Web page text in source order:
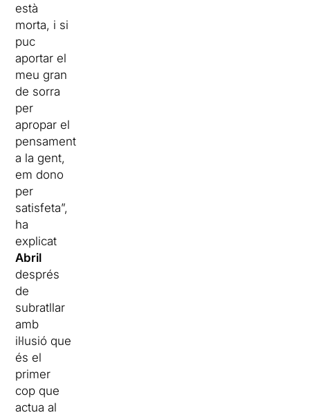
està
morta, i si
puc
aportar el
meu gran
de sorra
per
apropar el
pensament
a la gent,
em dono
per
satisfeta”,
ha
explicat
Abril
després
de
subratllar
amb
il·lusió que
és el
primer
cop que
actua al